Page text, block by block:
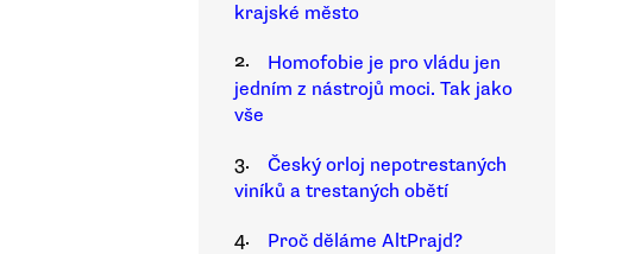
krajské město
2.
Homofobie je pro vládu jen
jedním z nástrojů moci. Tak jako
vše
3.
Český orloj nepotrestaných
viníků a trestaných obětí
4.
Proč děláme AltPrajd?